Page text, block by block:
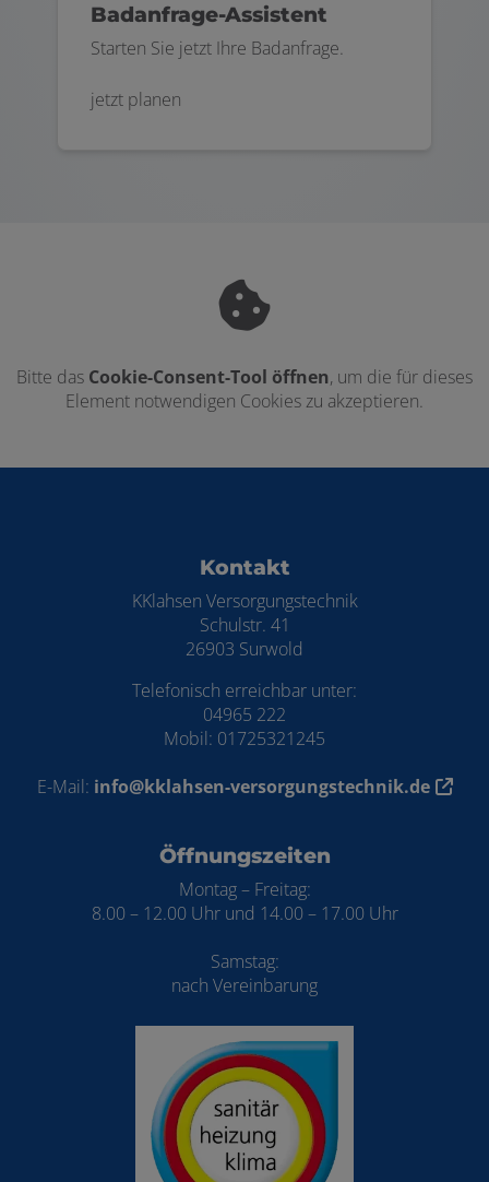
Badanfrage-Assistent
Starten Sie jetzt Ihre Badanfrage.
jetzt planen
Bitte das Cookie-Consent-Tool öffnen, um die für dieses
Element notwendigen Cookies zu akzeptieren.
Kontakt
KKlahsen Versorgungstechnik
Schulstr. 41
26903 Surwold
Telefonisch erreichbar unter:
04965 222
Mobil: 01725321245
E-Mail: info@kklahsen-versorgungstechnik.de
Öffnungszeiten
Montag – Freitag:
8.00 – 12.00 Uhr und 14.00 – 17.00 Uhr
Samstag:
nach Vereinbarung